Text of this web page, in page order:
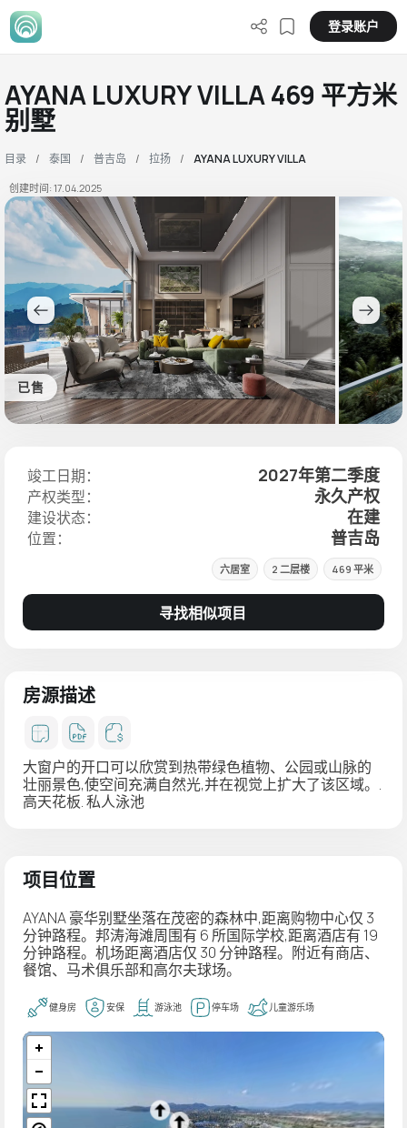
登录账户
AYANA LUXURY VILLA 469 平方米
别墅
目录 泰国 普吉岛 拉扬 AYANA LUXURY VILLA
创建时间: 17.04.2025
已售
竣工日期： 2027年第二季度
产权类型： 永久产权
建设状态： 在建
位置： 普吉岛
六居室 2 二层楼 469 平米
寻找相似项目
房源描述
大窗户的开口可以欣赏到热带绿色植物、公园或山脉的
壮丽景色,使空间充满自然光,并在视觉上扩大了该区域。.
高天花板. 私人泳池
项目位置
AYANA 豪华别墅坐落在茂密的森林中,距离购物中心仅 3
分钟路程。邦涛海滩周围有 6 所国际学校,距离酒店有 19
分钟路程。机场距离酒店仅 30 分钟路程。附近有商店、
餐馆、马术俱乐部和高尔夫球场。
健身房 安保 游泳池 停车场 儿童游乐场